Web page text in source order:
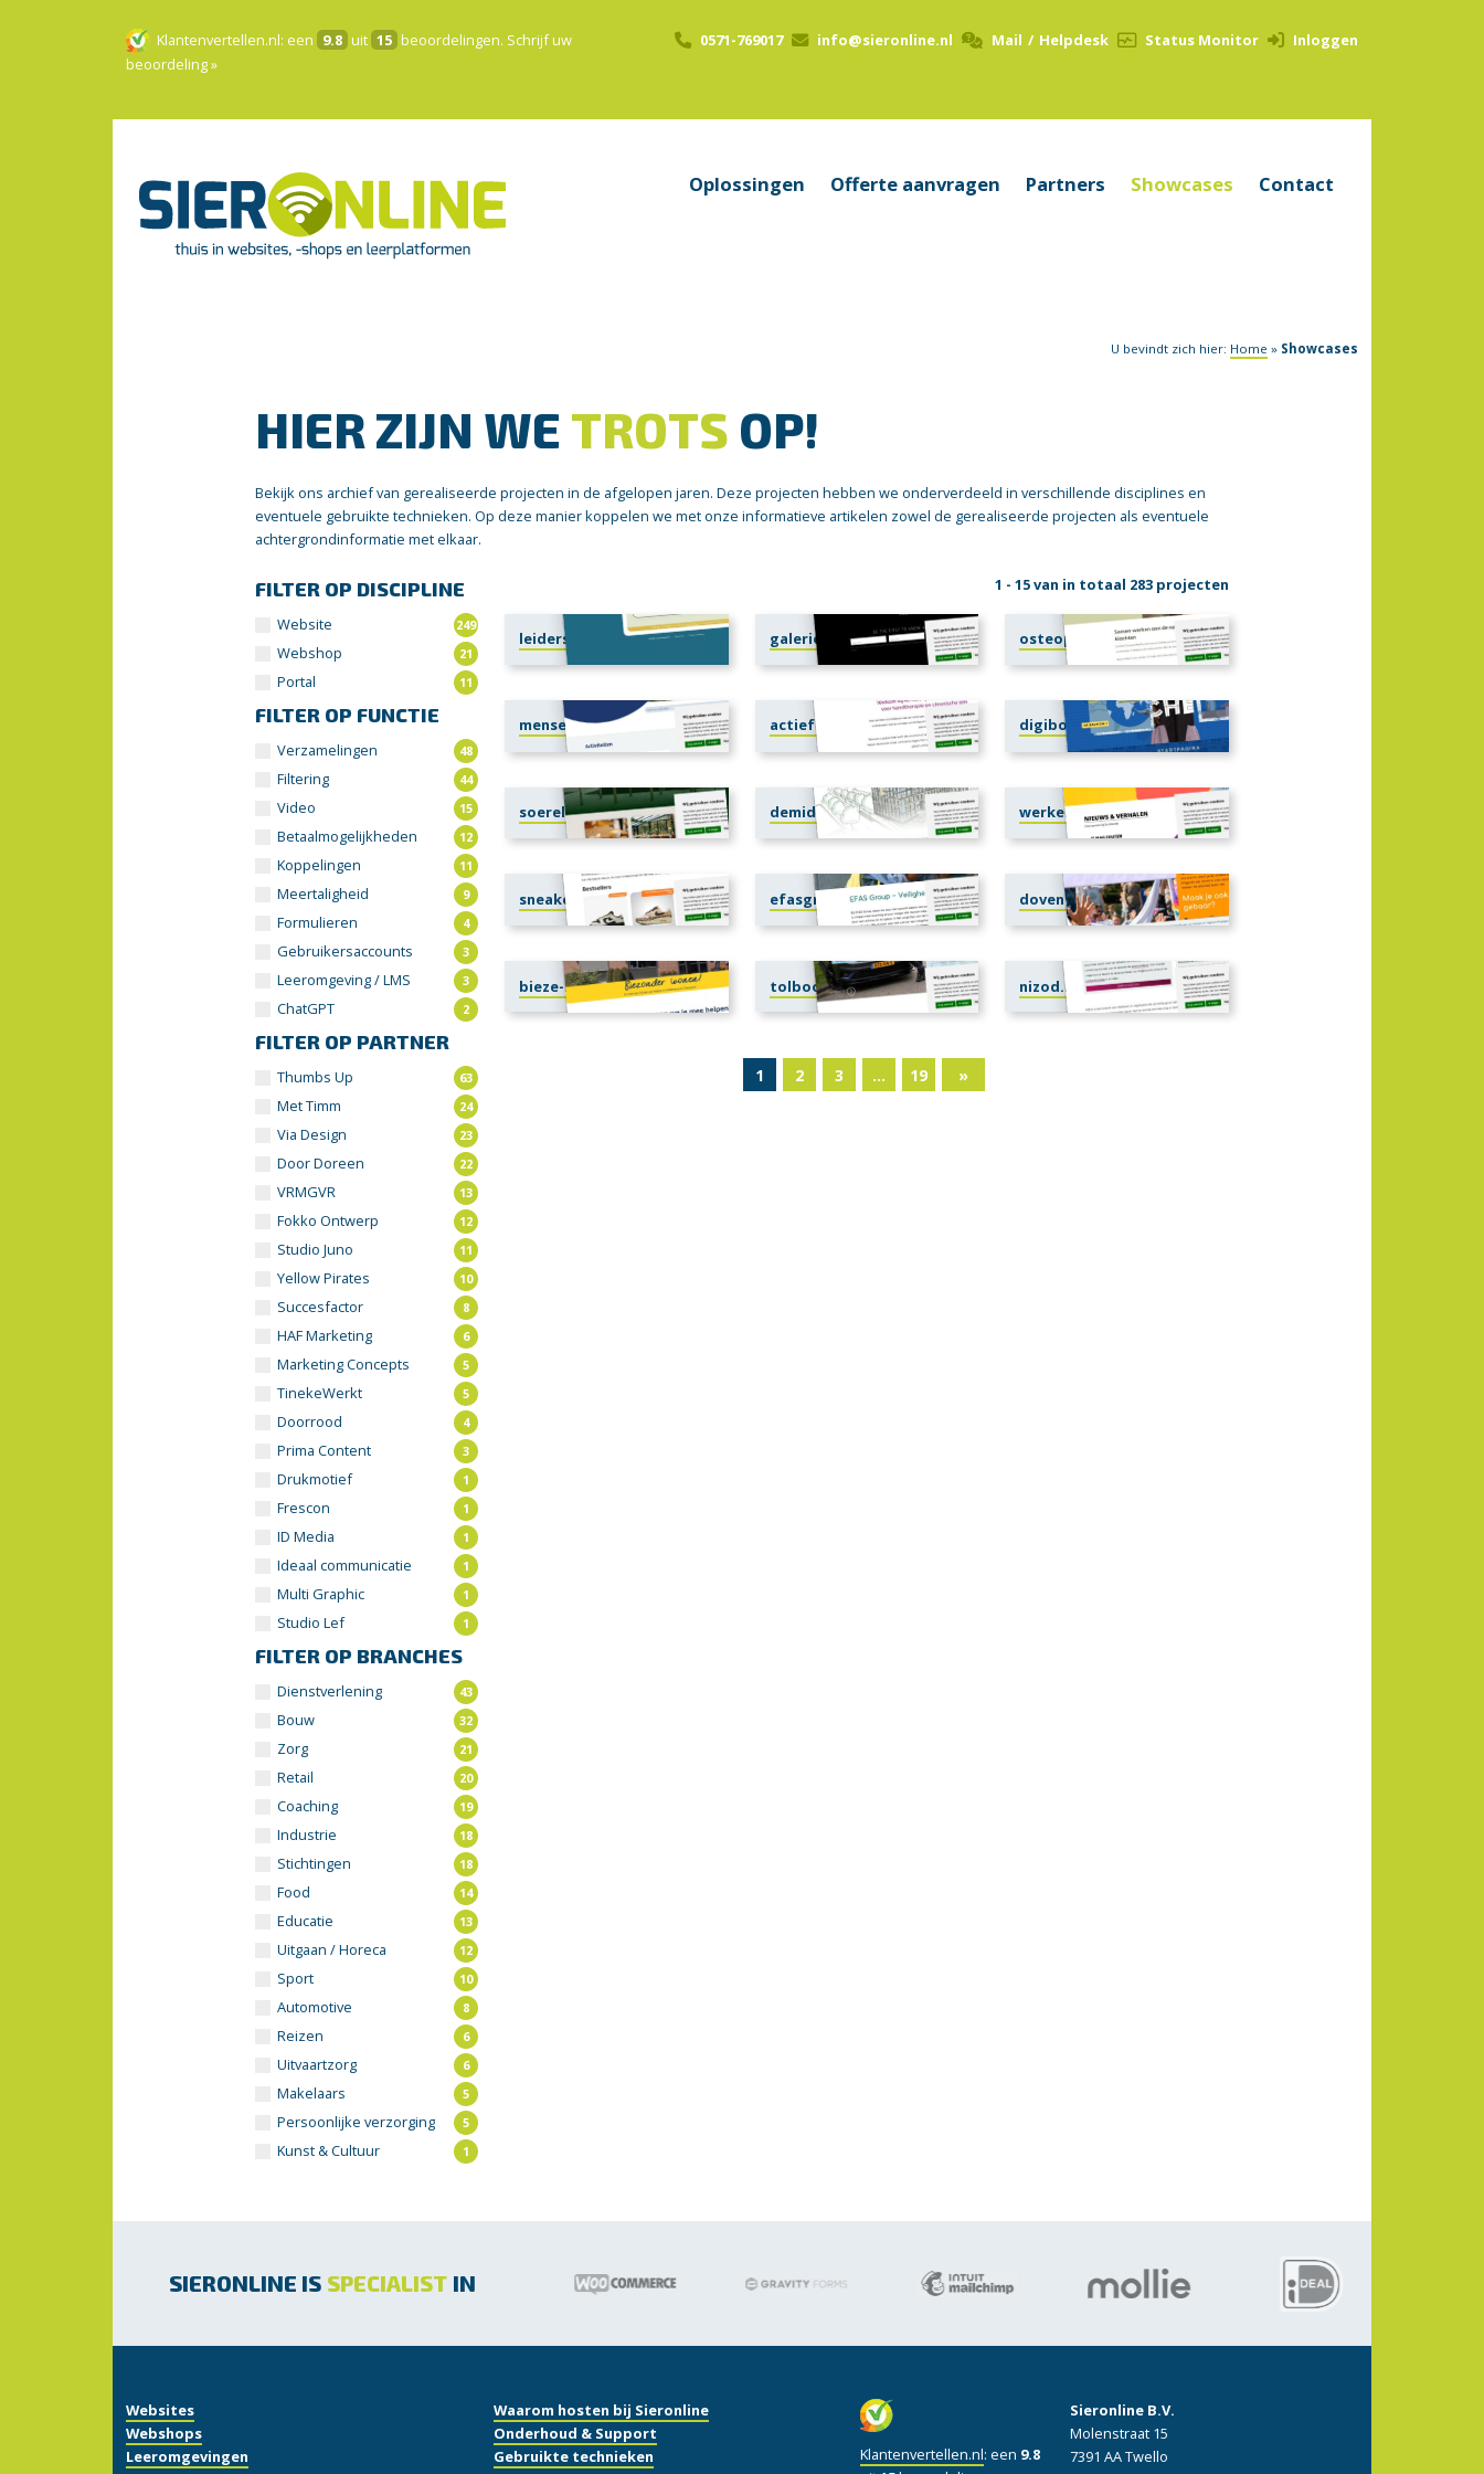
Klantenvertellen.nl: een 9.8 uit 15 beoordelingen. Schrijf uw
beoordeling »
0571-769017 info@sieronline.nl Mail / Helpdesk Status Monitor Inloggen
Oplossingen Offerte aanvragen Partners Showcases Contact
U bevindt zich hier: Home » Showcases
HIER ZIJN WE TROTS OP!
Bekijk ons archief van gerealiseerde projecten in de afgelopen jaren. Deze projecten hebben we onderverdeeld in verschillende disciplines en
eventuele gebruikte technieken. Op deze manier koppelen we met onze informatieve artikelen zowel de gerealiseerde projecten als eventuele
achtergrondinformatie met elkaar.
FILTER OP DISCIPLINE
Website 249
Webshop 21
Portal 11
FILTER OP FUNCTIE
Verzamelingen 48
Filtering 44
Video 15
Betaalmogelijkheden 12
Koppelingen 11
Meertaligheid 9
Formulieren 4
Gebruikersaccounts 3
Leeromgeving / LMS 3
ChatGPT 2
FILTER OP PARTNER
Thumbs Up 63
Met Timm 24
Via Design 23
Door Doreen 22
VRMGVR 13
Fokko Ontwerp 12
Studio Juno 11
Yellow Pirates 10
Succesfactor 8
HAF Marketing 6
Marketing Concepts 5
TinekeWerkt 5
Doorrood 4
Prima Content 3
Drukmotief 1
Frescon 1
ID Media 1
Ideaal communicatie 1
Multi Graphic 1
Studio Lef 1
FILTER OP BRANCHES
Dienstverlening 43
Bouw 32
Zorg 21
Retail 20
Coaching 19
Industrie 18
Stichtingen 18
Food 14
Educatie 13
Uitgaan / Horeca 12
Sport 10
Automotive 8
Reizen 6
Uitvaartzorg 6
Makelaars 5
Persoonlijke verzorging 5
Kunst & Cultuur 1
1 - 15 van in totaal 283 projecten
leiderschapgpt.nl galerievanblijkshof.nl osteopathiereuzel.nl
mensenwelzijn.nl actief-fysiotherapie.nl digibord.compassion.nl
soerelepe.nl demiddelink.nl werkenbijdeweerde.nl
sneakerplaats.nl efasgroup.com dovenfonds.nl
bieze-makelaars.nl tolboomstegeman.nl nizod.nl
1 2 3 … 19 »
SIERONLINE IS SPECIALIST IN
Websites
Webshops
Leeromgevingen
Waarom hosten bij Sieronline
Onderhoud & Support
Gebruikte technieken
Klantenvertellen.nl: een 9.8
Sieronline B.V.
Molenstraat 15
7391 AA Twello